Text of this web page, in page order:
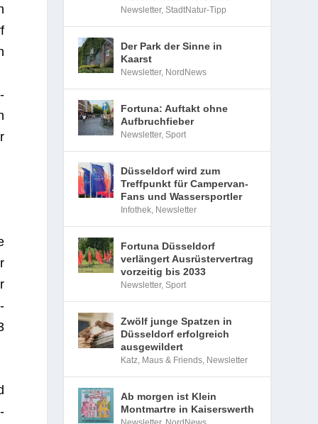
Newsletter,StadtNatur-Tipp
Der Park der Sinne in
Kaarst
Newsletter, NordNews
Fortuna: Auftakt ohne
Aufbruchfieber
Newsletter,Sport
Düsseldorf wird zum
Treffpunkt für Campervan-
Fans und Wassersportler
Infothek, Newsletter
Fortuna Düsseldorf
verlängert Ausrüstervertrag
vorzeitig bis 2033
Newsletter,Sport
Zwölf junge Spatzen in
Düsseldorf erfolgreich
ausgewildert
Katz, Maus & Friends, Newsletter
Ab morgen ist Klein
Montmartre in Kaiserswerth